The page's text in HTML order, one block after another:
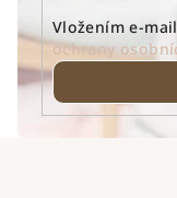
Vložením e-
ochrany